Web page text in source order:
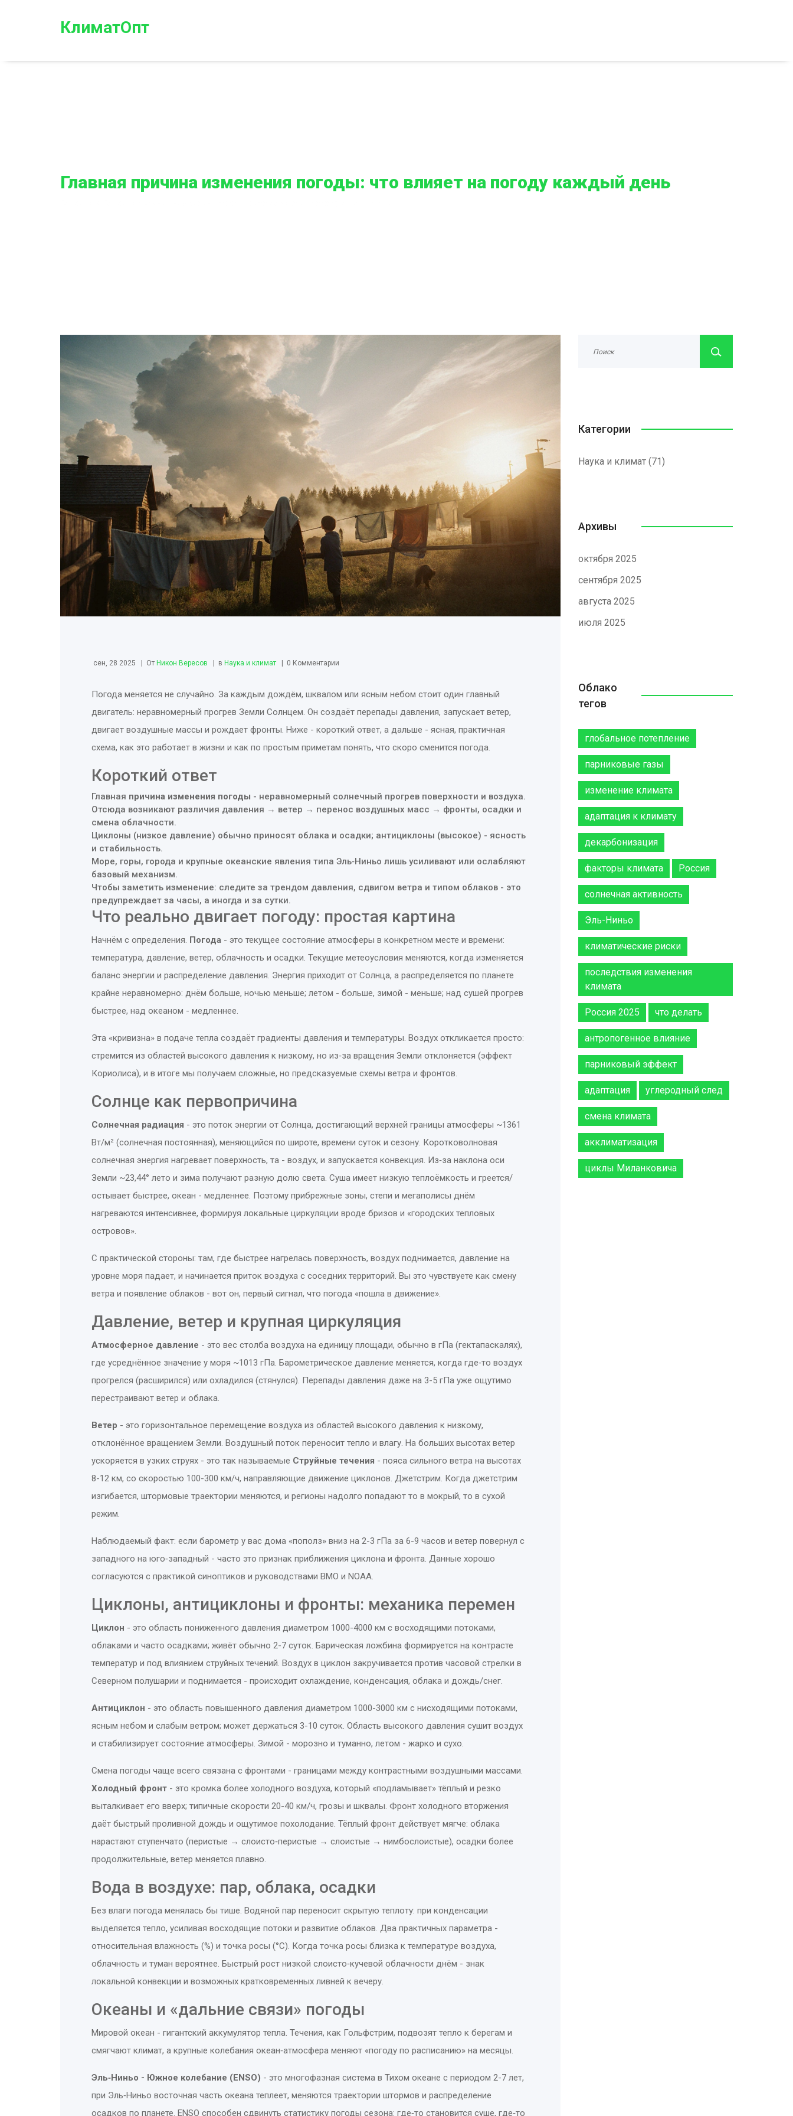
КлиматОпт
Главная причина изменения погоды: что влияет на погоду каждый день
сен, 28 2025 От Никон Вересов в Наука и климат 0 Комментарии
Погода меняется не случайно. За каждым дождём, шквалом или ясным небом стоит один главный
двигатель: неравномерный прогрев Земли Солнцем. Он создаёт перепады давления, запускает ветер,
двигает воздушные массы и рождает фронты. Ниже - короткий ответ, а дальше - ясная, практичная
схема, как это работает в жизни и как по простым приметам понять, что скоро сменится погода.
Короткий ответ
Главная причина изменения погоды - неравномерный солнечный прогрев поверхности и воздуха.
Отсюда возникают различия давления → ветер → перенос воздушных масс → фронты, осадки и
смена облачности.
Циклоны (низкое давление) обычно приносят облака и осадки; антициклоны (высокое) - ясность
и стабильность.
Море, горы, города и крупные океанские явления типа Эль‑Ниньо лишь усиливают или ослабляют
базовый механизм.
Чтобы заметить изменение: следите за трендом давления, сдвигом ветра и типом облаков - это
предупреждает за часы, а иногда и за сутки.
Что реально двигает погоду: простая картина
Начнём с определения. Погода - это текущее состояние атмосферы в конкретном месте и времени:
температура, давление, ветер, облачность и осадки. Текущие метеоусловия меняются, когда изменяется
баланс энергии и распределение давления. Энергия приходит от Солнца, а распределяется по планете
крайне неравномерно: днём больше, ночью меньше; летом - больше, зимой - меньше; над сушей прогрев
быстрее, над океаном - медленнее.
Эта «кривизна» в подаче тепла создаёт градиенты давления и температуры. Воздух откликается просто:
стремится из областей высокого давления к низкому, но из‑за вращения Земли отклоняется (эффект
Кориолиса), и в итоге мы получаем сложные, но предсказуемые схемы ветра и фронтов.
Солнце как первопричина
Солнечная радиация - это поток энергии от Солнца, достигающий верхней границы атмосферы ~1361
Вт/м² (солнечная постоянная), меняющийся по широте, времени суток и сезону. Коротковолновая
солнечная энергия нагревает поверхность, та - воздух, и запускается конвекция. Из‑за наклона оси
Земли ~23,44° лето и зима получают разную долю света. Суша имеет низкую теплоёмкость и греется/
остывает быстрее, океан - медленнее. Поэтому прибрежные зоны, степи и мегаполисы днём
нагреваются интенсивнее, формируя локальные циркуляции вроде бризов и «городских тепловых
островов».
С практической стороны: там, где быстрее нагрелась поверхность, воздух поднимается, давление на
уровне моря падает, и начинается приток воздуха с соседних территорий. Вы это чувствуете как смену
ветра и появление облаков - вот он, первый сигнал, что погода «пошла в движение».
Давление, ветер и крупная циркуляция
Атмосферное давление - это вес столба воздуха на единицу площади, обычно в гПа (гектапаскалях),
где усреднённое значение у моря ~1013 гПа. Барометрическое давление меняется, когда где‑то воздух
прогрелся (расширился) или охладился (стянулся). Перепады давления даже на 3-5 гПа уже ощутимо
перестраивают ветер и облака.
Ветер - это горизонтальное перемещение воздуха из областей высокого давления к низкому,
отклонённое вращением Земли. Воздушный поток переносит тепло и влагу. На больших высотах ветер
ускоряется в узких струях - это так называемые Струйные течения - пояса сильного ветра на высотах
8-12 км, со скоростью 100-300 км/ч, направляющие движение циклонов. Джетстрим. Когда джетстрим
изгибается, штормовые траектории меняются, и регионы надолго попадают то в мокрый, то в сухой
режим.
Наблюдаемый факт: если барометр у вас дома «пополз» вниз на 2-3 гПа за 6-9 часов и ветер повернул с
западного на юго‑западный - часто это признак приближения циклона и фронта. Данные хорошо
согласуются с практикой синоптиков и руководствами ВМО и NOAA.
Циклоны, антициклоны и фронты: механика перемен
Циклон - это область пониженного давления диаметром 1000-4000 км с восходящими потоками,
облаками и часто осадками; живёт обычно 2-7 суток. Барическая ложбина формируется на контрасте
температур и под влиянием струйных течений. Воздух в циклон закручивается против часовой стрелки в
Северном полушарии и поднимается - происходит охлаждение, конденсация, облака и дождь/снег.
Антициклон - это область повышенного давления диаметром 1000-3000 км с нисходящими потоками,
ясным небом и слабым ветром; может держаться 3-10 суток. Область высокого давления сушит воздух
и стабилизирует состояние атмосферы. Зимой - морозно и туманно, летом - жарко и сухо.
Смена погоды чаще всего связана с фронтами - границами между контрастными воздушными массами.
Холодный фронт - это кромка более холодного воздуха, который «подламывает» тёплый и резко
выталкивает его вверх; типичные скорости 20-40 км/ч, грозы и шквалы. Фронт холодного вторжения
даёт быстрый проливной дождь и ощутимое похолодание. Тёплый фронт действует мягче: облака
нарастают ступенчато (перистые → слоисто‑перистые → слоистые → нимбослоистые), осадки более
продолжительные, ветер меняется плавно.
Вода в воздухе: пар, облака, осадки
Без влаги погода менялась бы тише. Водяной пар переносит скрытую теплоту: при конденсации
выделяется тепло, усиливая восходящие потоки и развитие облаков. Два практичных параметра -
относительная влажность (%) и точка росы (°C). Когда точка росы близка к температуре воздуха,
облачность и туман вероятнее. Быстрый рост низкой слоисто‑кучевой облачности днём - знак
локальной конвекции и возможных кратковременных ливней к вечеру.
Океаны и «дальние связи» погоды
Мировой океан - гигантский аккумулятор тепла. Течения, как Гольфстрим, подвозят тепло к берегам и
смягчают климат, а крупные колебания океан‑атмосфера меняют «погоду по расписанию» на месяцы.
Эль‑Ниньо - Южное колебание (ENSO) - это многофазная система в Тихом океане с периодом 2-7 лет,
при Эль‑Ниньо восточная часть океана теплеет, меняются траектории штормов и распределение
осадков по планете. ENSO способен сдвинуть статистику погоды сезона: где‑то становится суше, где‑то
Категории
Наука и климат (71)
Архивы
октября 2025
сентября 2025
августа 2025
июля 2025
Облако
тегов
глобальное потепление
парниковые газы
изменение климата
адаптация к климату
декарбонизация
факторы климата Россия
солнечная активность
Эль-Ниньо
климатические риски
последствия изменения
климата
Россия 2025 что делать
антропогенное влияние
парниковый эффект
адаптация углеродный след
смена климата
акклиматизация
циклы Миланковича